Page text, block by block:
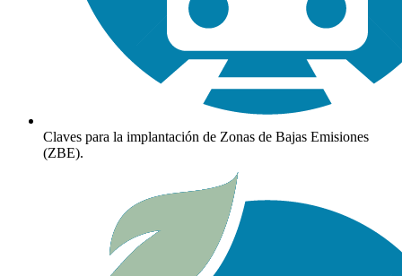
Claves para la implantación de Zonas de Bajas Emisiones
(ZBE).